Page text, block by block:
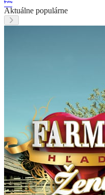
Aktuálne populárne